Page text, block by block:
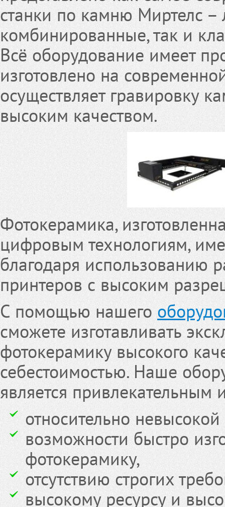
станки по камню Миртелс –
комбинированные, так и
Всё оборудование имеет
изготовлено на
осуществляет гравировку
высоким качеством.
Фотокерамика,
цифровым технологиям,
благодаря использованию
принтеров с высоким
С помощью нашего
сможете изготавливать
фотокерамику высокого
себестоимостью. Наше
является привлекательным
относительно
возможности быстро
фотокерамику,
отсутствию строгих
высокому ресурсу и